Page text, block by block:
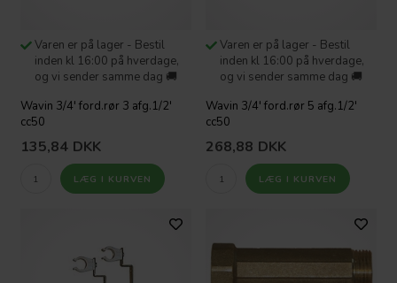
Varen er på lager - Bestil
inden kl 16:00 på hverdage,
og vi sender samme dag 🚚
Wavin 3/4' ford.rør 3 afg.1/2'
cc50
135,84 DKK
Varen er på lager - Bestil
inden kl 16:00 på hverdage,
og vi sender samme dag 🚚
Wavin 3/4' ford.rør 5 afg.1/2'
cc50
268,88 DKK